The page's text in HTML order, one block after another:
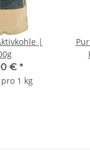
|
€ *
1 kg